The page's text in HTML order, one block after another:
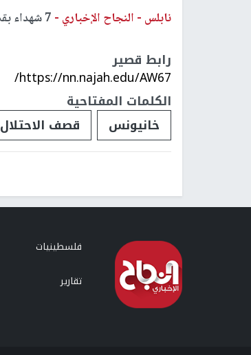
نابلس - النجاح الإخباري - 7 شهداء بقصف الاحتلال خيمة نازحين جنوب مواصي خانيونس جنوب قطاع
رابط قصير
https://nn.najah.edu/AW67/
الكلمات المفتاحية
خانيونس
قصف الاحتلال
فلسطينيات
تقارير